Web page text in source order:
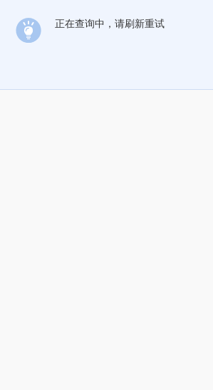
正在查询中，请刷新重试